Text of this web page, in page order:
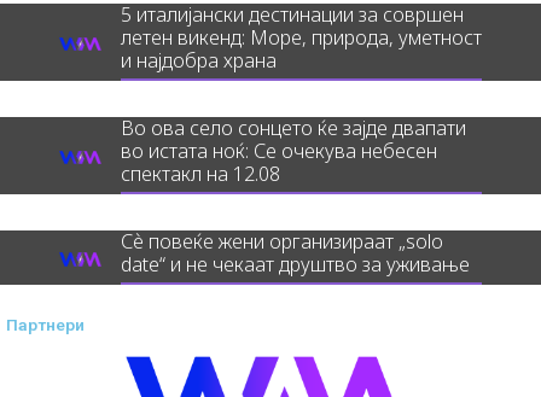
5 италијански дестинации за совршен
летен викенд: Море, природа, уметност
и најдобра храна
Во ова село сонцето ќе зајде двапати
во истата ноќ: Се очекува небесен
спектакл на 12.08
Сè повеќе жени организираат „solo
date“ и не чекаат друштво за уживање
Партнери